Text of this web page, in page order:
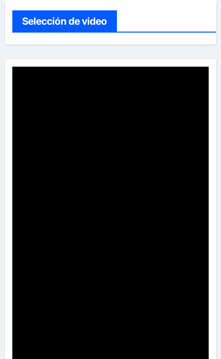
Selección de video